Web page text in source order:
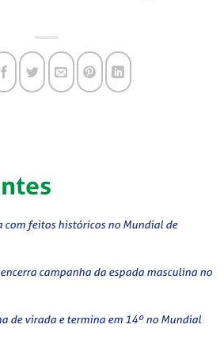
com feitos históricos no Mundial de
campanha da espada masculina no
de virada e termina em 14º no Mundial